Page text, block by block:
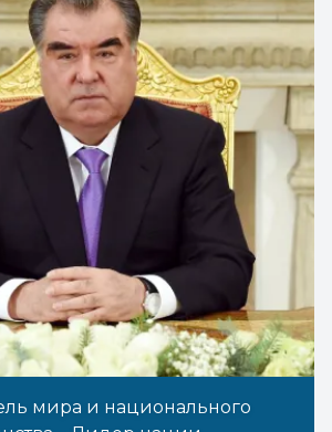
мира и национального